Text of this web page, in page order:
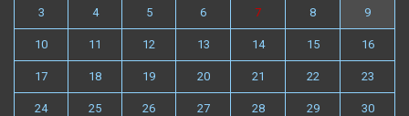
3 4 5 6 7 8 9
10 11 12 13 14 15 16
17 18 19 20 21 22 23
24 25 26 27 28 29 30